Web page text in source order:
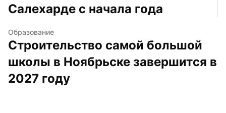
Салехарде с начала года
Образование
Строительство самой большой
школы в Ноябрьске завершится в
2027 году